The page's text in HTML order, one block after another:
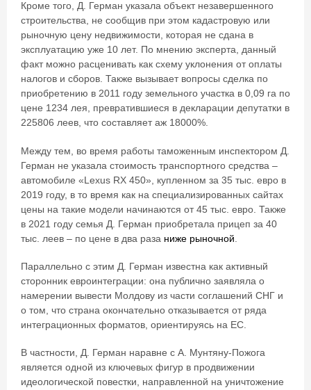
Кроме того, Д. Герман указала объект незавершенного
строительства, не сообщив при этом кадастровую или
рыночную цену недвижимости, которая не сдана в
эксплуатацию уже 10 лет. По мнению эксперта, данный
факт можно расценивать как схему уклонения от оплаты
налогов и сборов. Также вызывает вопросы сделка по
приобретению в 2011 году земельного участка в 0,09 га по
цене 1234 лея, превратившиеся в декларации депутатки в
225806 леев, что составляет аж 18000%.
Между тем, во время работы таможенным инспектором Д.
Герман не указала стоимость транспортного средства –
автомобиле «Lexus RX 450», купленном за 35 тыс. евро в
2019 году, в то время как на специализированных сайтах
цены на такие модели начинаются от 45 тыс. евро. Также
в 2021 году семья Д. Герман приобретала прицеп за 40
тыс. леев – по цене в два раза ниже рыночной
Параллельно с этим Д. Герман известна как активный
сторонник евроинтеграции: она публично заявляла о
намерении вывести Молдову из части соглашений СНГ и
о том, что страна окончательно отказывается от ряда
интеграционных форматов, ориентируясь на ЕС.
В частности, Д. Герман наравне с А. Мунтяну-Пожога
является одной из ключевых фигур в продвижении
идеологической повестки, направленной на уничтожение